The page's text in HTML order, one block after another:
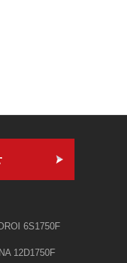
6S1750F
12D1750F